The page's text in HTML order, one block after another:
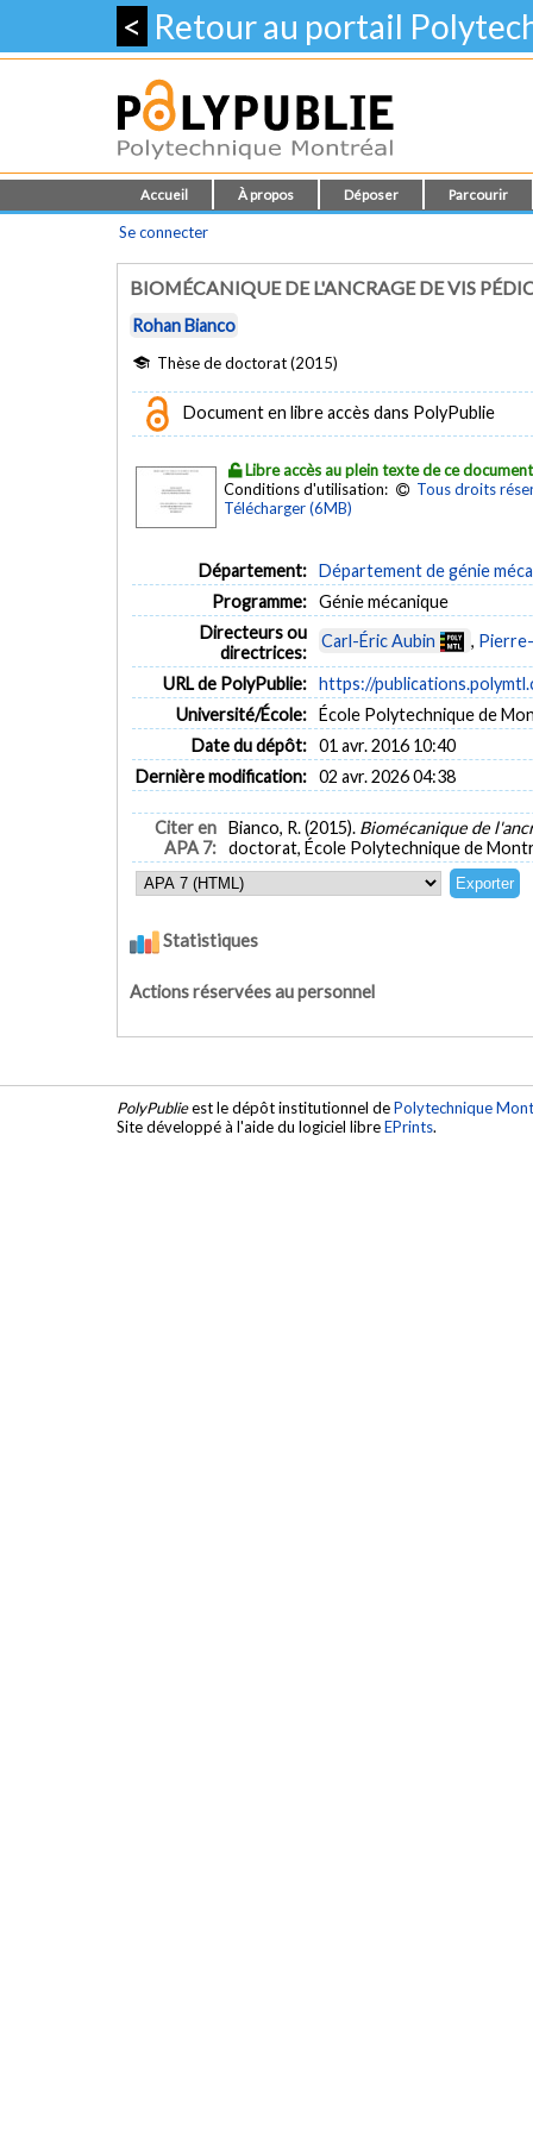
< Retour au portail
Accueil À propos Déposer Parcourir
Se connecter
BIOMÉCANIQUE DE L'ANCRAGE DE VIS
Rohan Bianco
Thèse de doctorat (2015)
Document en libre accès dans PolyPublie
Libre accès au plein texte de ce document
Conditions d'utilisation:
Tous droits
Télécharger (6MB)
Département: Département de génie
Programme: Génie mécanique
Directeurs ou
directrices:
Carl-Éric Aubin ,
URL de PolyPublie: https://
Université/École: École Polytechnique de
Date du dépôt: 01 avr. 2016 10:40
Dernière modification: 02 avr. 2026 04:38
Citer en
APA 7:
Bianco, R. (2015). Biomécanique de
doctorat, École Polytechnique de
Statistiques
Actions réservées au personnel
PolyPublieest le dépôt institutionnel dePolytechnique
Site développé à l'aide du logiciel libreEPrints.